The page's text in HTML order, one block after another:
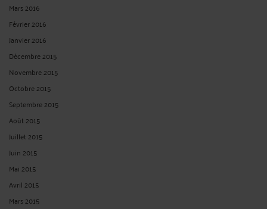
Mars 2016
Février 2016
Janvier 2016
Décembre 2015
Novembre 2015
Octobre 2015
Septembre 2015
Août 2015
Juillet 2015
Juin 2015
Mai 2015
Avril 2015
Mars 2015